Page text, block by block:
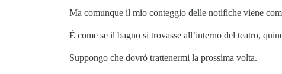
Ma comunque il mio conteggio delle notifiche viene
È come se il bagno si trovasse all’interno del teatro,
Suppongo che dovrò trattenermi la prossima volta.